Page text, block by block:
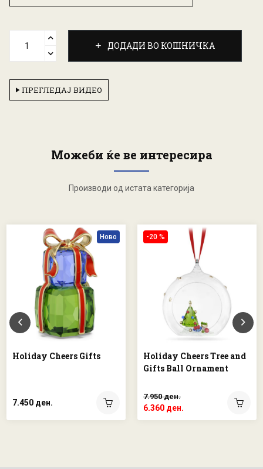
ДОДАДИ ВО КОШНИЧКА
ПРЕГЛЕДАЈ ВИДЕО
Можеби ќе ве интересира
Производи од истата категорија
Ново
Holiday Cheers Gifts
7.450 ден.
-20 %
Holiday Cheers Tree and
Gifts Ball Ornament
7.950 ден.
6.360 ден.